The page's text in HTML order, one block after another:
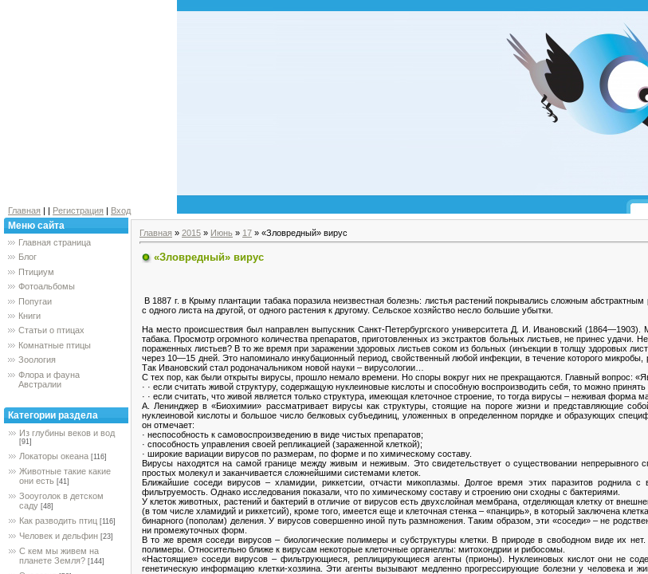
Главная | | Регистрация | Вход
Меню сайта
Главная страница
Блог
Птициум
Фотоальбомы
Попугаи
Книги
Статьи о птицах
Комнатные птицы
Зоология
Флора и фауна
Австралии
Категории раздела
Из глубины веков и вод
[91]
Локаторы океана [116]
Животные такие какие
они есть [41]
Зооуголок в детском
саду [48]
Как разводить птиц [116]
Человек и дельфин [23]
С кем мы живем на
планете Земля? [144]
Главная » 2015 » Июнь » 17 » «Зловредный» вирус
«Зловредный» вирус
В 1887 г. в Крыму плантации табака поразила неизвестная болезнь: листья растений покрывались сложным
с одного листа на другой, от одного растения к другому. Сельское хозяйство несло большие убытки.
На место происшествия был направлен выпускник Санкт-Петербургского университета Д. И. Ивановский
табака. Просмотр огромного количества препаратов, приготовленных из экстрактов больных листьев, не принес удачи.
пораженных листьев? В то же время при заражении здоровых листьев соком из больных (инъекции в толщу здоровых
через 10—15 дней. Это напоминало инкубационный период, свойственный любой инфекции, в течение которого
Так Ивановский стал родоначальником новой науки – вирусологии…
С тех пор, как были открыты вирусы, прошло немало времени. Но споры вокруг них не прекращаются. Главный вопрос:
· · если считать живой структуру, содержащую нуклеиновые кислоты и способную воспроизводить себя, то можно
· · если считать, что живой является только структура, имеющая клеточное строение, то тогда вирусы – неживая форма
А. Ленинджер в «Биохимии» рассматривает вирусы как структуры, стоящие на пороге жизни и представляющие
нуклеиновой кислоты и большое число белковых субъединиц, уложенных в определенном порядке и образующих
он отмечает:
· неспособность к самовоспроизведению в виде чистых препаратов;
· способность управления своей репликацией (зараженной клеткой);
· широкие вариации вирусов по размерам, по форме и по химическому составу.
Вирусы находятся на самой границе между живым и неживым. Это свидетельствует о существовании непрерывного
простых молекул и заканчивается сложнейшими системами клеток.
Ближайшие соседи вирусов – хламидии, риккетсии, отчасти микоплазмы. Долгое время этих паразитов роднила с
фильтруемость. Однако исследования показали, что по химическому составу и строению они сходны с бактериями.
У клеток животных, растений и бактерий в отличие от вирусов есть двухслойная мембрана, отделяющая клетку от
(в том числе хламидий и риккетсий), кроме того, имеется еще и клеточная стенка – «панцирь», в который заключена
бинарного (пополам) деления. У вирусов совершенно иной путь размножения. Таким образом, эти «соседи» – не
ни промежуточных форм.
В то же время соседи вирусов – биологические полимеры и субструктуры клетки. В природе в свободном виде их
полимеры. Относительно ближе к вирусам некоторые клеточные органеллы: митохондрии и рибосомы.
«Настоящие» соседи вирусов – фильтрующиеся, реплицирующиеся агенты (прионы). Нуклеиновых кислот они не
генетическую информацию клетки-хозяина. Эти агенты вызывают медленно прогрессирующие болезни у человека и